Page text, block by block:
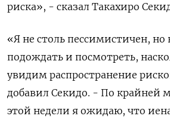
риска», - сказал Такахиро
«Я не столь пессимистичен,
подождать и посмотреть,
увидим распространение
добавил Секидо. - По крайней
этой недели я ожидаю, что